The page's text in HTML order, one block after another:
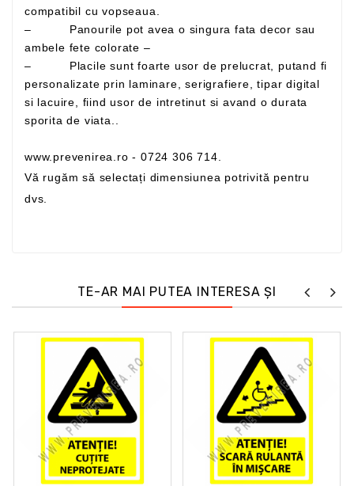
compatibil cu vopseaua.
– Panourile pot avea o singura fata decor sau
ambele fete colorate –
– Placile sunt foarte usor de prelucrat, putand fi
personalizate prin laminare, serigrafiere, tipar digital
si lacuire, fiind usor de intretinut si avand o durata
sporita de viata..
www.prevenirea.ro - 0724 306 714.
Vă rugăm să selectați dimensiunea potrivită pentru
dvs.
TE-AR MAI PUTEA INTERESA ȘI